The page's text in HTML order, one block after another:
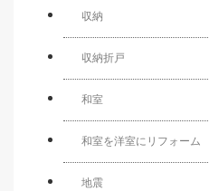
収納
収納折戸
和室
和室を洋室にリフォーム
地震